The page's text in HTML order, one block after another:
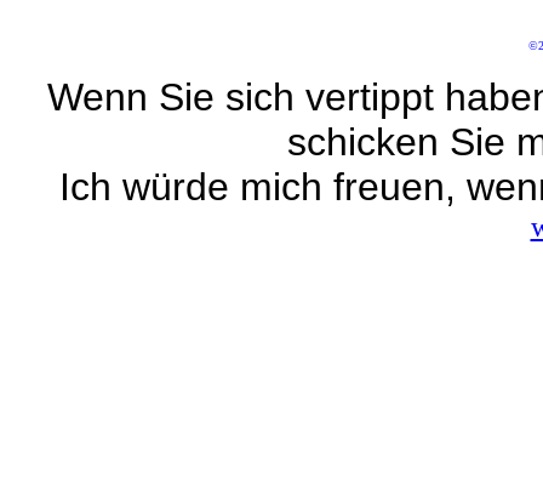
Wenn Sie sich vertippt
schicken Sie
Ich würde mich freuen,